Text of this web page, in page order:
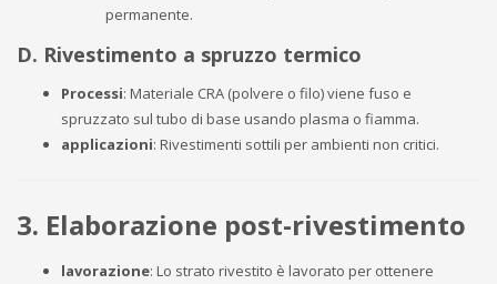
permanente.
D. Rivestimento a spruzzo termico
Processi: Materiale CRA (polvere o filo) viene fuso e
spruzzato sul tubo di base usando plasma o fiamma.
applicazioni: Rivestimenti sottili per ambienti non critici.
3. Elaborazione post-rivestimento
lavorazione: Lo strato rivestito è lavorato per ottenere